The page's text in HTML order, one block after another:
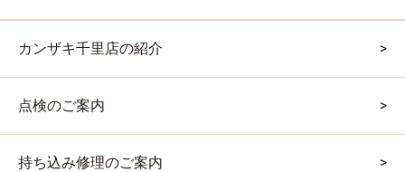
カンザキ千里店の紹介
点検のご案内
持ち込み修理のご案内